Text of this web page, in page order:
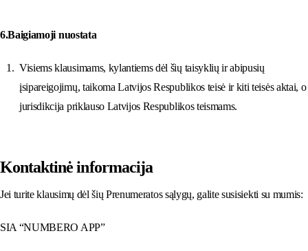
6.Baigiamoji nuostata
Visiems klausimams, kylantiems dėl šių taisyklių ir abipusių
įsipareigojimų, taikoma Latvijos Respublikos teisė ir kiti teisės aktai, o
jurisdikcija priklauso Latvijos Respublikos teismams.
Kontaktinė informacija
Jei turite klausimų dėl šių Prenumeratos sąlygų, galite susisiekti su mumis:
SIA “NUMBERO APP”